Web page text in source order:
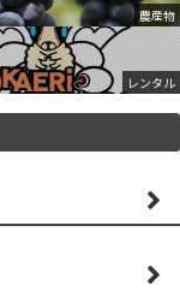
農産物
レンタル